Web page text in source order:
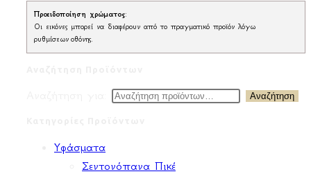
Προειδοποίηση χρώματος:
Οι εικόνες μπορεί να διαφέρουν από το πραγματικό προϊόν λόγω
ρυθμίσεων οθόνης.
Αναζήτηση
Υφάσματα
Σεντονόπανα Πικέ